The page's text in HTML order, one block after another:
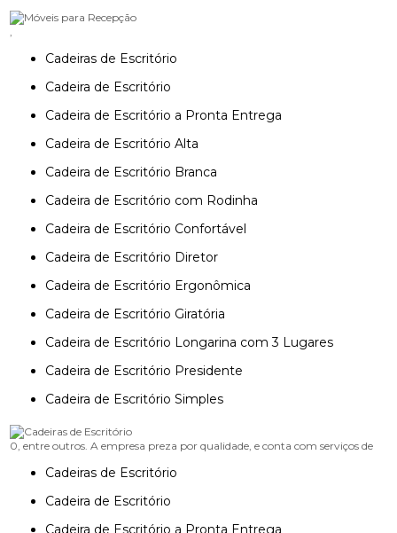
,
Cadeiras de Escritório
Cadeira de Escritório
Cadeira de Escritório a Pronta Entrega
Cadeira de Escritório Alta
Cadeira de Escritório Branca
Cadeira de Escritório com Rodinha
Cadeira de Escritório Confortável
Cadeira de Escritório Diretor
Cadeira de Escritório Ergonômica
Cadeira de Escritório Giratória
Cadeira de Escritório Longarina com 3 Lugares
Cadeira de Escritório Presidente
Cadeira de Escritório Simples
0, entre outros. A empresa preza por qualidade, e conta com serviços de
Cadeiras de Escritório
Cadeira de Escritório
Cadeira de Escritório a Pronta Entrega